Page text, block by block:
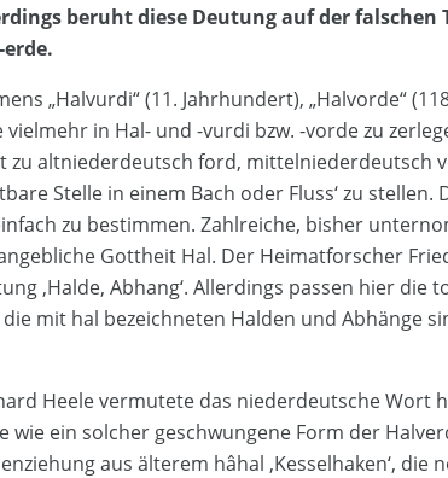
beruht diese Deutung auf der falschen
„Halvurdi“ (11. Jahrhundert), „Halvorde“
in Hal- und -vurdi bzw. -vorde zu
zu altniederdeutsch ford, mittelniederdeutsch
Stelle in einem Bach oder Fluss‘ zu stellen.
zu bestimmen. Zahlreiche, bisher
Gottheit Hal. Der Heimatforscher
‚Halde, Abhang‘. Allerdings passen hier die
mit hal bezeichneten Halden und Abhänge
Heele vermutete das niederdeutsche Wort
wie ein solcher geschwungene Form der
aus älterem hâhal ‚Kesselhaken‘, die